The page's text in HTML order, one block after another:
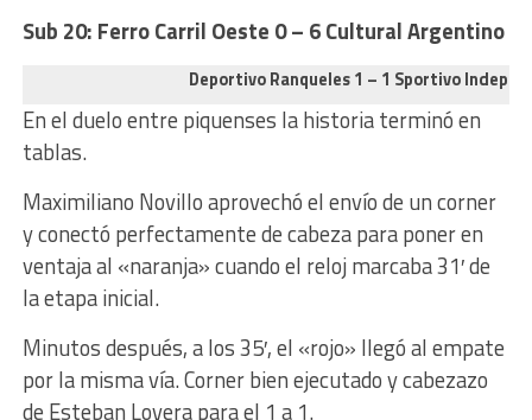
Sub 20: Ferro Carril Oeste 0 – 6 Cultural Argentino
Deportivo Ranqueles 1 – 1 Sportivo
En el duelo entre piquenses la historia terminó en
tablas.
Maximiliano Novillo aprovechó el envío de un corner
y conectó perfectamente de cabeza para poner en
ventaja al «naranja» cuando el reloj marcaba 31′ de
la etapa inicial.
Minutos después, a los 35′, el «rojo» llegó al empate
por la misma vía. Corner bien ejecutado y cabezazo
de Esteban Lovera para el 1 a 1.